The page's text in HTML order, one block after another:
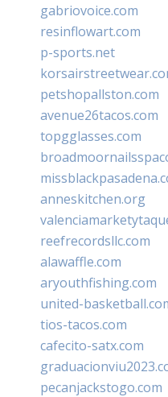
gabriovoice.com
resinflowart.com
p-sports.net
petshopallston.com
avenue26tacos.com
topgglasses.com
anneskitchen.org
reefrecordsllc.com
alawaffle.com
aryouthfishing.com
united-
tios-tacos.com
cafecito-satx.com
pecanjackstogo.com